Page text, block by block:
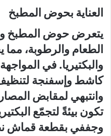
العناية بحوض المطبخ
يتعرض حوض المطبخ
الطعام والرطوبة،
والبكتيريا. في
كاشط وإسفنجة
وانتبهي لمقابض
تكون بيئةً لتجمّع
وجففي بقطعة قماش